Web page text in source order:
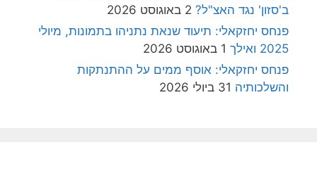
ב'סזון' נגד האצ"ל? 2 באוגוסט 2026
פנחס יחזקאלי: תיעוד שנאת נתניהו בתמונות, מיולי
2025 ואילך
1 באוגוסט 2026
פנחס יחזקאלי: אוסף ממים על ההתנתקות
והשלכותיה 31 ביולי 2026